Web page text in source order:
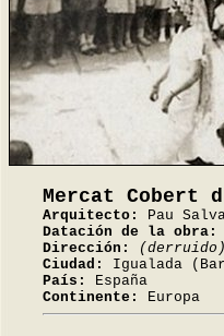
Mercat Cobert
Arquitecto:
Pau
Datación de la obra:
Dirección:
(derruido)
Ciudad:
Igualada
País:
España
Continente:
Europa